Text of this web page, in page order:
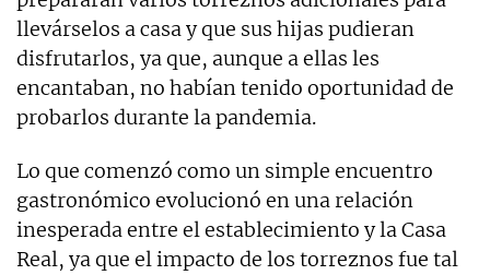
llevárselos a casa y que sus hijas pudieran
disfrutarlos, ya que, aunque a ellas les
encantaban, no habían tenido oportunidad de
probarlos durante la pandemia.
Lo que comenzó como un simple encuentro
gastronómico evolucionó en una relación
inesperada entre el establecimiento y la Casa
Real, ya que el impacto de los torreznos fue tal